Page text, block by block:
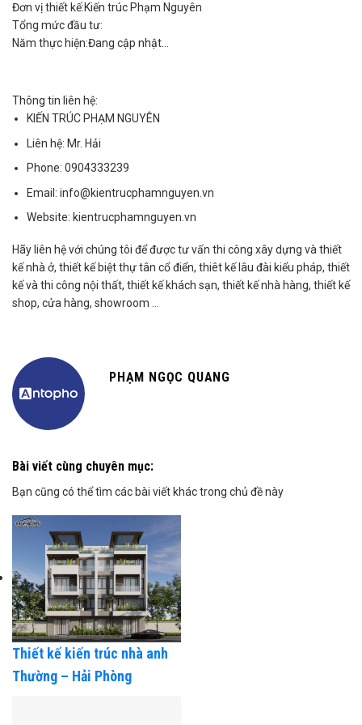
Công năng:Đang cập nhật...
Đơn vị thiết kế:Kiến trúc Phạm Nguyên
Tổng mức đầu tư:
Thông tin liên hệ:
KIẾN TRÚC PHẠM NGUYÊN
Liên hệ:Mr. Hải
Phone: 0904333239
Email:info@kientrucphamnguyen.vn
Hãy liên hệ với chúng tôi để được tư vấn thi công xây dựng và thiết
kế nhà ở, thiết kế biệt thự tân cổ điển, thiêt kế lâu đài kiểu pháp, thiết
kế và thi công nội thất, thiết kế khách sạn, thiết kế nhà hàng, thiết kế
Bài viết cùng chuyên mục:
Thiết kế kiến trúc nhà anh